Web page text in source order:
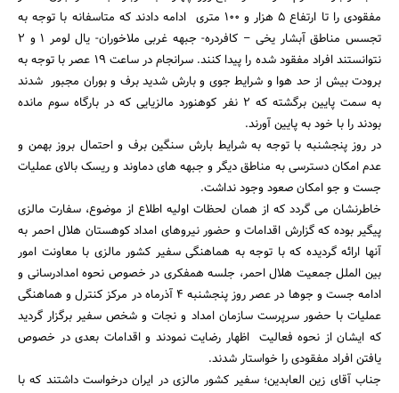
مفقودی را تا ارتفاع 5 هزار و 100 متری ادامه دادند که متاسفانه با توجه به
تجسس مناطق آبشار یخی – کافردره- جبهه غربی ملاخوران- یال لومر 1 و 2
نتوانستند افراد مفقود شده را پیدا کنند. سرانجام در ساعت 19 عصر با توجه به
برودت بیش از حد هوا و شرایط جوی و بارش شدید برف و بوران مجبور شدند
به سمت پایین برگشته که 2 نفر کوهنورد مالزیایی که در بارگاه سوم مانده
بودند را با خود به پایین آورند.
در روز پنجشنبه با توجه به شرایط بارش سنگین برف و احتمال بروز بهمن و
عدم امکان دسترسی به مناطق دیگر و جبهه های دماوند و ریسک بالای عملیات
جست و جو امکان صعود وجود نداشت.
خاطرنشان می گردد که از همان لحظات اولیه اطلاع از موضوع، سفارت مالزی
پیگیر بوده که گزارش اقدامات و حضور نیروهای امداد کوهستان هلال احمر به
آنها ارائه گردیده که با توجه به هماهنگی سفیر کشور مالزی با معاونت امور
بین الملل جمعیت هلال احمر، جلسه همفکری در خصوص نحوه امدادرسانی و
ادامه جست و جوها در عصر روز پنجشنبه 4 آذرماه در مرکز کنترل و هماهنگی
عملیات با حضور سرپرست سازمان امداد و نجات و شخص سفیر برگزار گردید
که ایشان از نحوه فعالیت اظهار رضایت نمودند و اقدامات بعدی در خصوص
یافتن افراد مفقودی را خواستار شدند.
جناب آقای زین العابدین؛ سفیر کشور مالزی در ایران درخواست داشتند که با